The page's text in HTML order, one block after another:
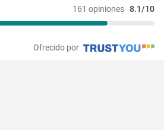
161 opiniones 8.1/10
Ofrecido por